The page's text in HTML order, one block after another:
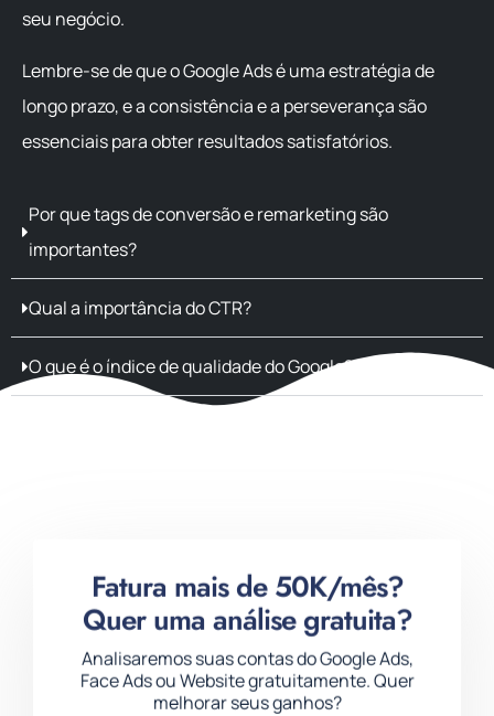
seu negócio.
Lembre-se de que o Google Ads é uma estratégia de
longo prazo, e a consistência e a perseverança são
essenciais para obter resultados satisfatórios.
Por que tags de conversão e remarketing são
importantes?
Qual a importância do CTR?
O que é o índice de qualidade do Google?
Fatura mais de 50K/mês?
Quer uma análise gratuita?
Analisaremos suas contas do Google Ads,
Face Ads ou Website gratuitamente. Quer
melhorar seus ganhos?